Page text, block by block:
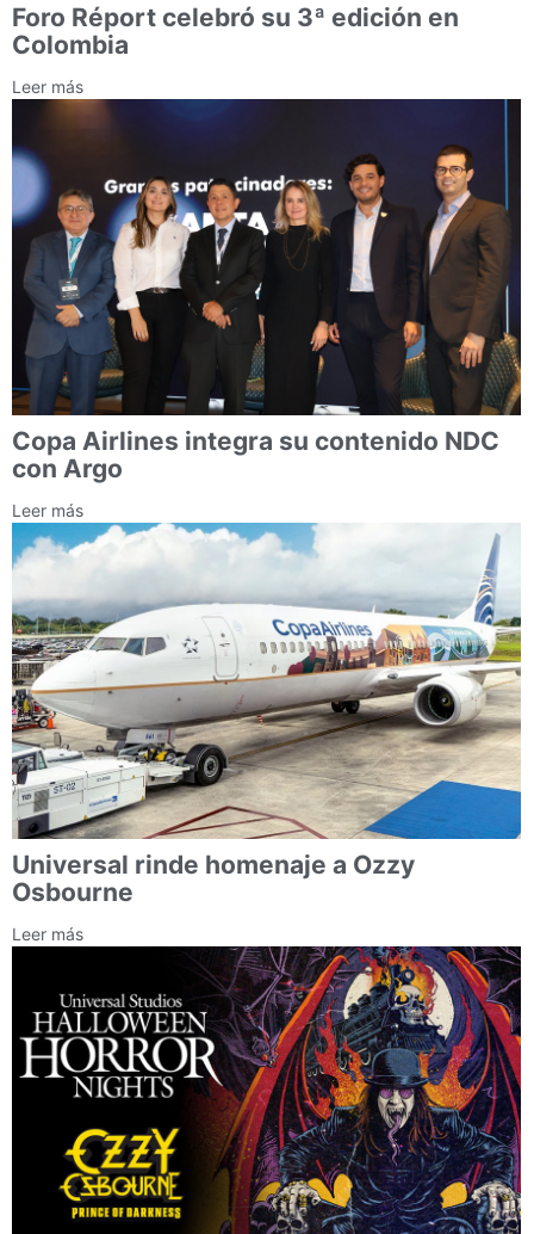
Foro Réport celebró su 3ª edición en
Colombia
Leer más
Copa Airlines integra su contenido NDC
con Argo
Leer más
Universal rinde homenaje a Ozzy
Osbourne
Leer más